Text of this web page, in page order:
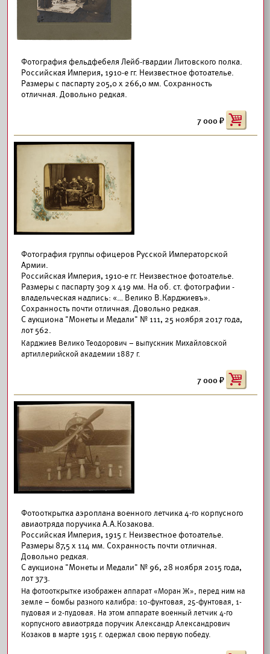
Фотография фельдфебеля Лейб-гвардии Литовского полка.
Российская Империя, 1910-е гг. Неизвестное фотоателье.
Размеры с паспарту 205,0 х 266,0 мм. Сохранность
отличная. Довольно редкая.
7 000
Фотография группы офицеров Русской Императорской
Армии.
Российская Империя, 1910-е гг. Неизвестное фотоателье.
Размеры с паспарту 309 х 419 мм. На об. ст. фотографии -
владельческая надпись: «… Велико В.Карджиевъ».
Сохранность почти отличная. Довольно редкая.
С аукциона "Монеты и Медали" № 111, 25 ноября 2017 года,
лот 562.
Карджиев Велико Теодорович – выпускник Михайловской
артиллерийской академии 1887 г.
7 000
Фотооткрытка аэроплана военного летчика 4-го корпусного
авиаотряда поручика А.А.Козакова.
Российская Империя, 1915 г. Неизвестное фотоателье.
Размеры 87,5 х 114 мм. Сохранность почти отличная.
Довольно редкая.
С аукциона "Монеты и Медали" № 96, 28 ноября 2015 года,
лот 373.
На фотооткрытке изображен аппарат «Моран Ж», перед ним на
земле – бомбы разного калибра: 10-фунтовая, 25-фунтовая, 1-
пудовая и 2-пудовая. На этом аппарате военный летчик 4-го
корпусного авиаотряда поручик Александр Александрович
Козаков в марте 1915 г. одержал свою первую победу.